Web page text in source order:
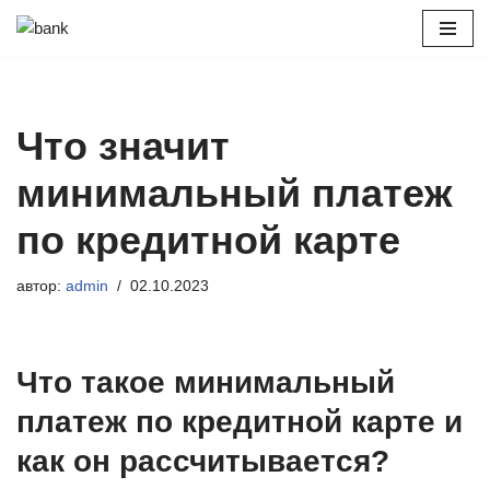
Что значит
минимальный платеж
по кредитной карте
автор: admin 02.10.2023
Что такое минимальный
платеж по кредитной карте и
как он рассчитывается?